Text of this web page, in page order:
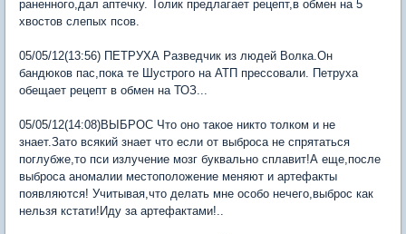
раненного,дал аптечку. Толик предлагает рецепт,в обмен на 5
хвостов слепых псов.
05/05/12(13:56) ПЕТРУХА Разведчик из людей Волка.Он
бандюков пас,пока те Шустрого на АТП прессовали. Петруха
обещает рецепт в обмен на ТОЗ...
05/05/12(14:08)ВЫБРОС Что оно такое никто толком и не
знает.Зато всякий знает что если от выброса не спрятаться
поглубже,то пси излучение мозг буквально сплавит!А еще,после
выброса аномалии местоположение меняют и артефакты
появляются! Учитывая,что делать мне особо нечего,выброс как
нельзя кстати!Иду за артефактами!..